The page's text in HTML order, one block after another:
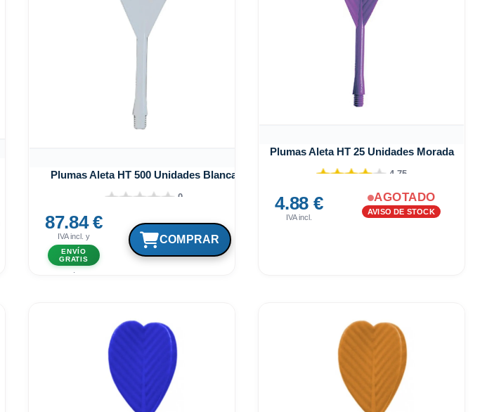
Plumas Aleta HT 500 Unidades Blanca
0
87.84 €
IVA incl. y
ENVÍO
GRATIS
.
Plumas Aleta HT 25 Unidades Morada
4.75
4.88 €
IVA incl.
AGOTADO
AVISO DE STOCK